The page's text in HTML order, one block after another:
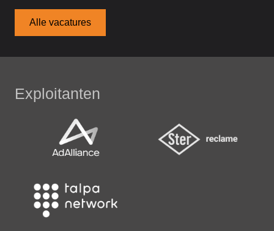
Alle vacatures
Exploitanten